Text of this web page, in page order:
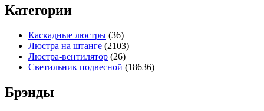
Категории
Каскадные люстры (36)
Люстра на штанге (2103)
Люстра-вентилятор (26)
Светильник подвесной (18636)
Брэнды